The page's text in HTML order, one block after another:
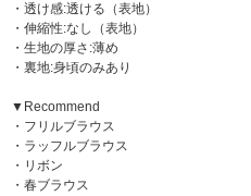
・透け感:透ける（表地）
・伸縮性:なし（表地）
・生地の厚さ:薄め
・裏地:身頃のみあり
▼Recommend
・フリルブラウス
・ラッフルブラウス
・リボン
・春ブラウス